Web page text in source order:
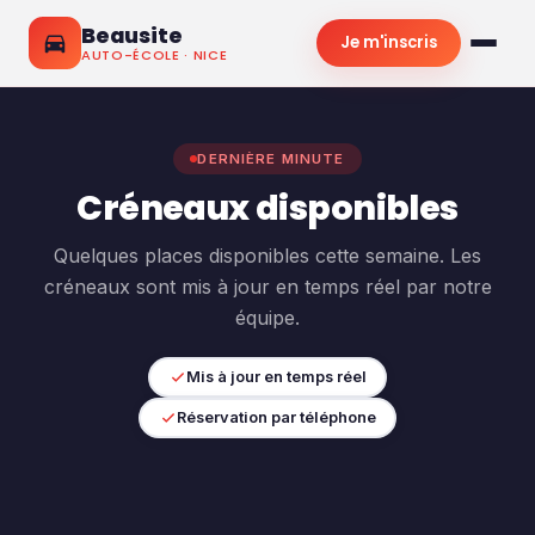
Beausite
AUTO-ÉCOLE · NICE
Je m'inscris
DERNIÈRE MINUTE
Créneaux disponibles
Quelques places disponibles cette semaine. Les
créneaux sont mis à jour en temps réel par notre
équipe.
Mis à jour en temps réel
Réservation par téléphone